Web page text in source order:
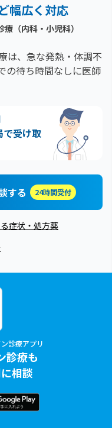
幅広く対応
（内科・小児科）
は、急な発熱・体調不
の待ち時間なしに医師
で受け取
する 24時間受付
症状・処方薬
診療アプリ
診療も
相談